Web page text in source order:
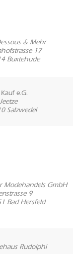
& Mehr
17
Buxtehude
e.G.
Salzwedel
Modehandels GmbH
9
Bad Hersfeld
Rudolphi